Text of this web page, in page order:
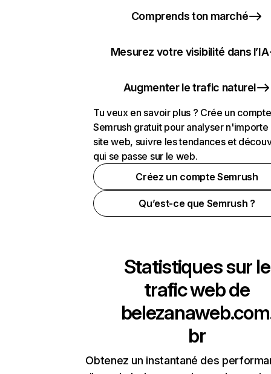
Comprends ton marché
Mesurez votre visibilité dans l’IA
Augmenter le trafic naturel
Tu veux en savoir plus ? Crée un compte
Semrush gratuit pour analyser n'importe
site web, suivre les tendances et
qui se passe sur le web.
Créez un compte Semrush
Qu’est-ce que Semrush ?
Statistiques sur le
trafic web de
br
Obtenez un instantané des